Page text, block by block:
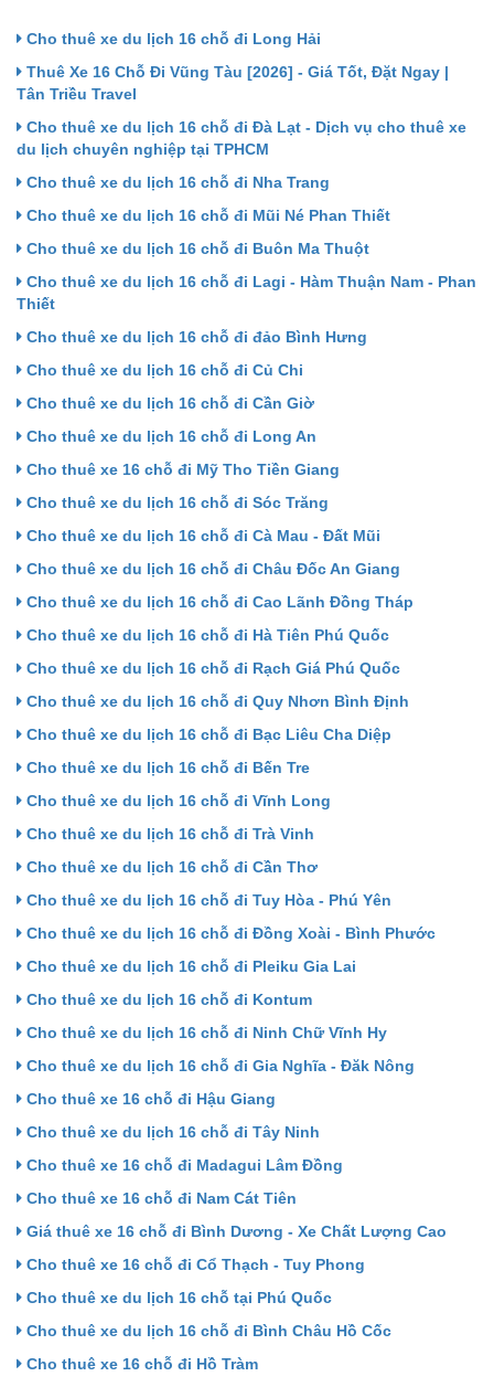
Cho thuê xe du lịch 16 chỗ đi Long Hải
Thuê Xe 16 Chỗ Đi Vũng Tàu [2026] - Giá Tốt, Đặt Ngay |
Tân Triều Travel
Cho thuê xe du lịch 16 chỗ đi Đà Lạt - Dịch vụ cho thuê xe
du lịch chuyên nghiệp tại TPHCM
Cho thuê xe du lịch 16 chỗ đi Nha Trang
Cho thuê xe du lịch 16 chỗ đi Mũi Né Phan Thiết
Cho thuê xe du lịch 16 chỗ đi Buôn Ma Thuột
Cho thuê xe du lịch 16 chỗ đi Lagi - Hàm Thuận Nam - Phan
Thiết
Cho thuê xe du lịch 16 chỗ đi đảo Bình Hưng
Cho thuê xe du lịch 16 chỗ đi Củ Chi
Cho thuê xe du lịch 16 chỗ đi Cần Giờ
Cho thuê xe du lịch 16 chỗ đi Long An
Cho thuê xe 16 chỗ đi Mỹ Tho Tiền Giang
Cho thuê xe du lịch 16 chỗ đi Sóc Trăng
Cho thuê xe du lịch 16 chỗ đi Cà Mau - Đất Mũi
Cho thuê xe du lịch 16 chỗ đi Châu Đốc An Giang
Cho thuê xe du lịch 16 chỗ đi Cao Lãnh Đồng Tháp
Cho thuê xe du lịch 16 chỗ đi Hà Tiên Phú Quốc
Cho thuê xe du lịch 16 chỗ đi Rạch Giá Phú Quốc
Cho thuê xe du lịch 16 chỗ đi Quy Nhơn Bình Định
Cho thuê xe du lịch 16 chỗ đi Bạc Liêu Cha Diệp
Cho thuê xe du lịch 16 chỗ đi Bến Tre
Cho thuê xe du lịch 16 chỗ đi Vĩnh Long
Cho thuê xe du lịch 16 chỗ đi Trà Vinh
Cho thuê xe du lịch 16 chỗ đi Cần Thơ
Cho thuê xe du lịch 16 chỗ đi Tuy Hòa - Phú Yên
Cho thuê xe du lịch 16 chỗ đi Đồng Xoài - Bình Phước
Cho thuê xe du lịch 16 chỗ đi Pleiku Gia Lai
Cho thuê xe du lịch 16 chỗ đi Kontum
Cho thuê xe du lịch 16 chỗ đi Ninh Chữ Vĩnh Hy
Cho thuê xe du lịch 16 chỗ đi Gia Nghĩa - Đăk Nông
Cho thuê xe 16 chỗ đi Hậu Giang
Cho thuê xe du lịch 16 chỗ đi Tây Ninh
Cho thuê xe 16 chỗ đi Madagui Lâm Đồng
Cho thuê xe 16 chỗ đi Nam Cát Tiên
Giá thuê xe 16 chỗ đi Bình Dương - Xe Chất Lượng Cao
Cho thuê xe 16 chỗ đi Cổ Thạch - Tuy Phong
Cho thuê xe du lịch 16 chỗ tại Phú Quốc
Cho thuê xe du lịch 16 chỗ đi Bình Châu Hồ Cốc
Cho thuê xe 16 chỗ đi Hồ Tràm